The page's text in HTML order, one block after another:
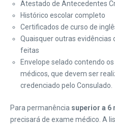
Atestado de Antecedentes
Histórico escolar completo
Certificados de curso de
Quaisquer outras
feitas
Envelope selado contendo
médicos, que devem ser
credenciado pelo Consulado.
Para permanência superior a 6
precisará de exame médico. A